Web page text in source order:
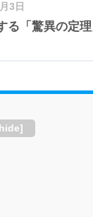
3日
る「驚異の定
]